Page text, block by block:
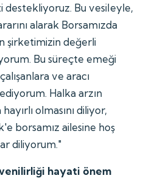
destekliyoruz. Bu vesileyle,
alarak Borsamızda
şirketimizin değerli
Bu süreçte emeği
ve aracı
Halka arzın
olmasını diliyor,
borsamız ailesine hoş
diliyorum."
hayati önem